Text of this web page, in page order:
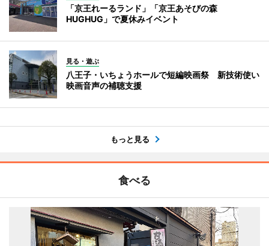
「京王れーるランド」「京王あそびの森
HUGHUG」で夏休みイベント
見る・遊ぶ
八王子・いちょうホールで短編映画祭 新技術使い
映画音声の補聴支援
もっと見る
食べる